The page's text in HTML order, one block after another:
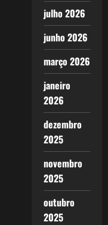
julho 2026
junho 2026
março 2026
janeiro
2026
dezembro
2025
novembro
2025
outubro
2025